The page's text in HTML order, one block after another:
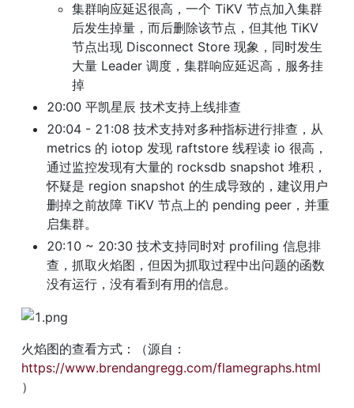
集群响应延迟很高，一个 TiKV 节点加入集群
后发生掉量，而后删除该节点，但其他 TiKV
节点出现 Disconnect Store 现象，同时发生
大量 Leader 调度，集群响应延迟高，服务挂
掉
20:00 平凯星辰 技术支持上线排查
20:04 - 21:08 技术支持对多种指标进行排查，从
metrics 的 iotop 发现 raftstore 线程读 io 很高，
通过监控发现有大量的 rocksdb snapshot 堆积，
怀疑是 region snapshot 的生成导致的，建议用户
删掉之前故障 TiKV 节点上的 pending peer，并重
启集群。
20:10 ~ 20:30 技术支持同时对 profiling 信息排
查，抓取火焰图，但因为抓取过程中出问题的函数
没有运行，没有看到有用的信息。
火焰图的查看方式：（源自：
https://www.brendangregg.com/flamegraphs.html
）